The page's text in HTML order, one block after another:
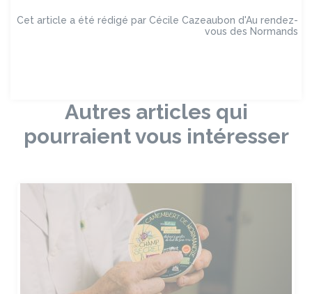
Cet article a été rédigé par Cécile Cazeaubon d'Au rendez-
vous des Normands
Autres articles qui
pourraient vous intéresser